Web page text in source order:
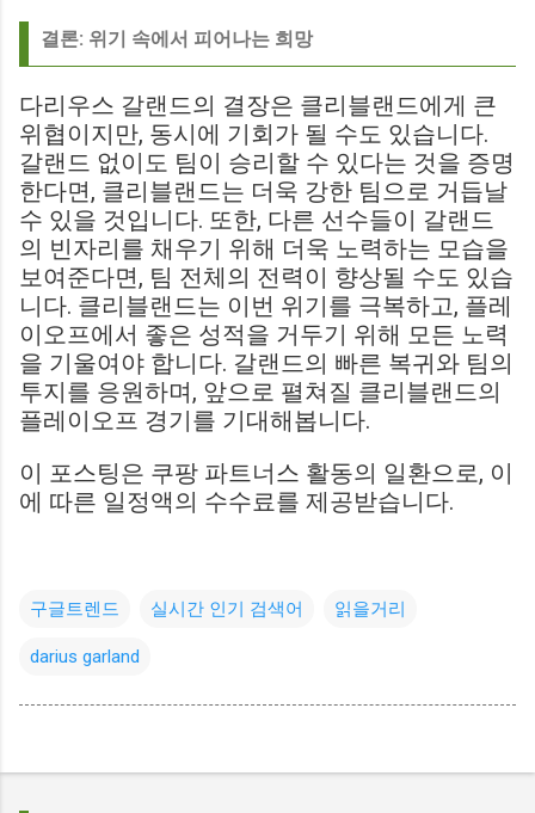
결론: 위기 속에서 피어나는 희망
다리우스 갈랜드의 결장은 클리블랜드에게 큰
위협이지만, 동시에 기회가 될 수도 있습니다.
갈랜드 없이도 팀이 승리할 수 있다는 것을 증명
한다면, 클리블랜드는 더욱 강한 팀으로 거듭날
수 있을 것입니다. 또한, 다른 선수들이 갈랜드
의 빈자리를 채우기 위해 더욱 노력하는 모습을
보여준다면, 팀 전체의 전력이 향상될 수도 있습
니다. 클리블랜드는 이번 위기를 극복하고, 플레
이오프에서 좋은 성적을 거두기 위해 모든 노력
을 기울여야 합니다. 갈랜드의 빠른 복귀와 팀의
투지를 응원하며, 앞으로 펼쳐질 클리블랜드의
플레이오프 경기를 기대해봅니다.
이 포스팅은 쿠팡 파트너스 활동의 일환으로, 이
에 따른 일정액의 수수료를 제공받습니다.
구글트렌드 실시간 인기 검색어 읽을거리
darius garland